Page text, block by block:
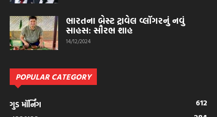
ભારતના બેસ્ટ ટ્રાવેલ વ્લૉગરનું નવું
સાહસ: સૌરભ શાહ
14/12/2024
POPULAR CATEGORY
ગુડ મૉર્નિંગ
612